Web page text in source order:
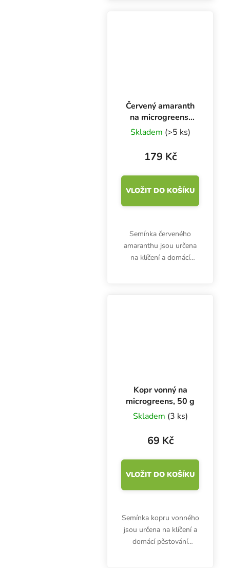
Červený amaranth
na microgreens,
50 g
Skladem (>5 ks)
179 Kč
VLOŽIT DO KOŠÍKU
Semínka červeného
amaranthu jsou určena
na klíčení a domácí
Kopr vonný na
microgreens, 50 g
Skladem (3 ks)
69 Kč
VLOŽIT DO KOŠÍKU
Semínka kopru vonného
jsou určena na klíčení a
domácí pěstování